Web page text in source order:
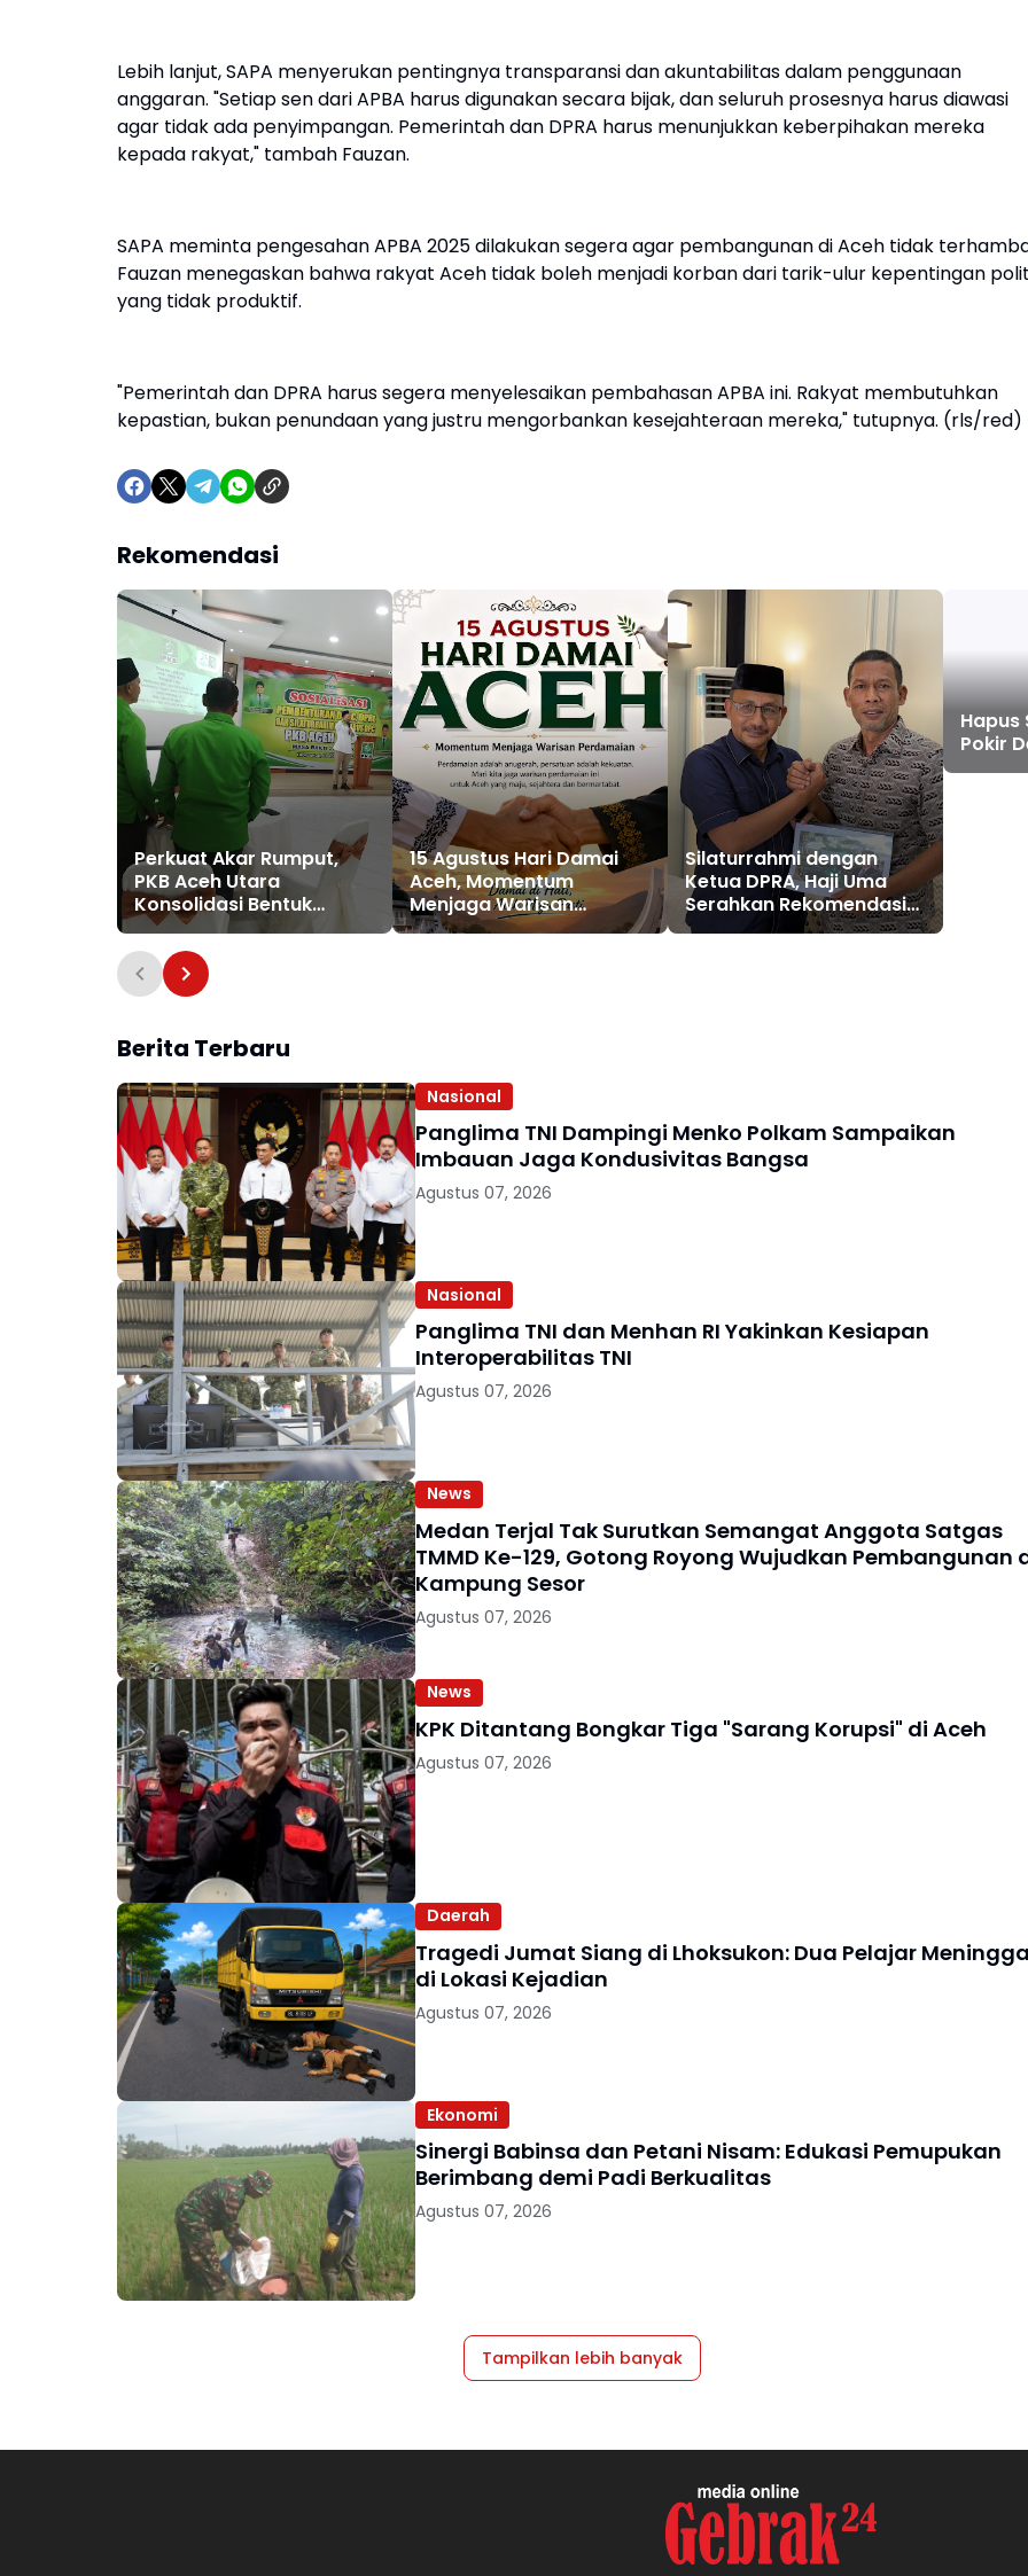
Lebih lanjut, SAPA menyerukan pentingnya transparansi dan akuntabilitas dalam penggunaan
anggaran. "Setiap sen dari APBA harus digunakan secara bijak, dan seluruh prosesnya harus diawasi
agar tidak ada penyimpangan. Pemerintah dan DPRA harus menunjukkan keberpihakan mereka
kepada rakyat," tambah Fauzan.
SAPA meminta pengesahan APBA 2025 dilakukan segera agar pembangunan di Aceh tidak
Fauzan menegaskan bahwa rakyat Aceh tidak boleh menjadi korban dari tarik-ulur kepentingan
yang tidak produktif.
"Pemerintah dan DPRA harus segera menyelesaikan pembahasan APBA ini. Rakyat membutuhkan
kepastian, bukan penundaan yang justru mengorbankan kesejahteraan mereka," tutupnya. (rls/red)
Rekomendasi
Perkuat Akar Rumput,
PKB Aceh Utara
Konsolidasi Bentuk
Pengurus hingga Tingkat
Gampong
15 Agustus Hari Damai
Aceh, Momentum
Menjaga Warisan
Perdamaian
Silaturrahmi dengan
Ketua DPRA, Haji Uma
Serahkan Rekomendasi
Hasil FGD Penggunaan
Hapus
Pokir
Berita Terbaru
Nasional
Panglima TNI Dampingi Menko Polkam Sampaikan
Imbauan Jaga Kondusivitas Bangsa
Agustus 07, 2026
Nasional
Panglima TNI dan Menhan RI Yakinkan Kesiapan
Interoperabilitas TNI
Agustus 07, 2026
News
Medan Terjal Tak Surutkan Semangat Anggota Satgas
TMMD Ke-129, Gotong Royong Wujudkan Pembangunan
Kampung Sesor
Agustus 07, 2026
News
KPK Ditantang Bongkar Tiga "Sarang Korupsi" di Aceh
Agustus 07, 2026
Daerah
Tragedi Jumat Siang di Lhoksukon: Dua Pelajar
di Lokasi Kejadian
Agustus 07, 2026
Ekonomi
Sinergi Babinsa dan Petani Nisam: Edukasi Pemupukan
Berimbang demi Padi Berkualitas
Agustus 07, 2026
Tampilkan lebih banyak